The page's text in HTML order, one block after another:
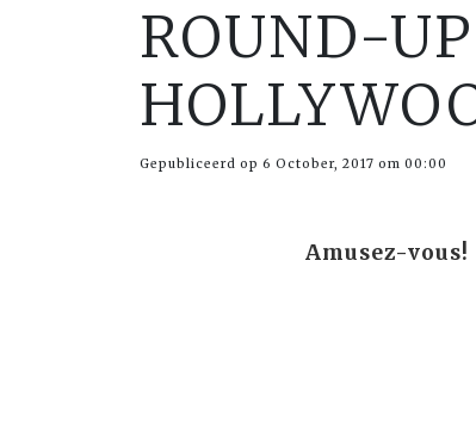
ROUND-
Gepubliceerd op 6 October, 2017 om 00:00
Amusez-vous!